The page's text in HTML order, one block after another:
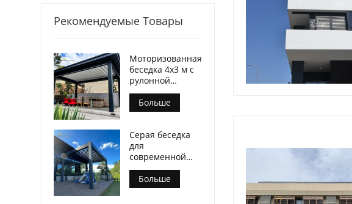
Рекомендуемые Товары
Моторизованная
беседка 4х3 м с
рулонной
ширмой на
молнии
Больше
Серая беседка
для
современной
мебели для
патио
Больше